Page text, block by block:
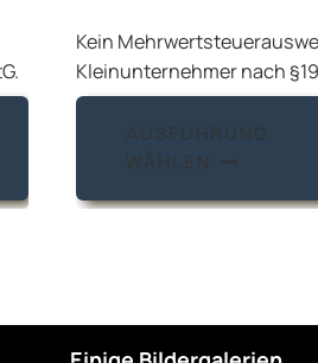
Dieses
mehrere
Kein
Kleinunternehmer nach §19
AUSFÜHRUNG
WÄHLEN